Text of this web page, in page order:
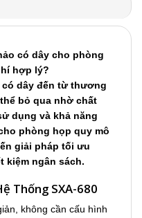
có dây cho phòng
hợp lý?
có dây đến từ thương
bỏ qua nhờ chất
dụng và khả năng
phòng họp quy mô
giải pháp tối ưu
kiệm ngân sách.
Thống SXA-680
không cần cấu hình